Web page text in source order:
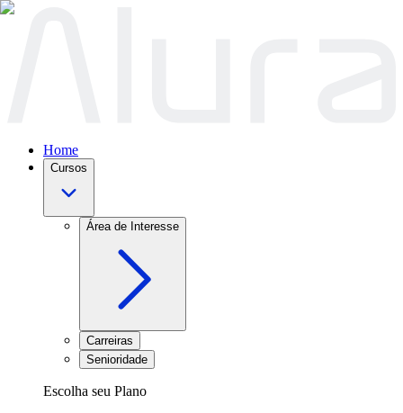
Home
Cursos
Área de Interesse
Carreiras
Senioridade
Escolha seu Plano